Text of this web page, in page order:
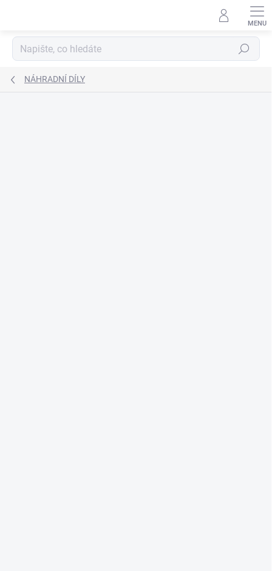
Hledat
NÁHRADNÍ DÍLY